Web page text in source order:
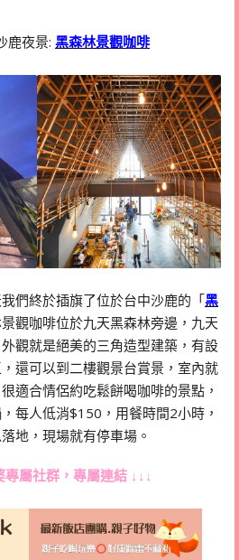
鹿夜景: 黑森林景觀咖啡
們終於插旗了位於台中沙鹿的「黑
觀咖啡位於九天黑森林旁邊，九天
觀就是絕美的三角造型建築，有設
還可以到二樓觀景台賞景，室內就
適合情侶約吃鬆餅喝咖啡的景點，
每人低消$150，用餐時間2小時，
地，現場就有停車場。
專屬社群 ，專屬連結 ↓↓↓